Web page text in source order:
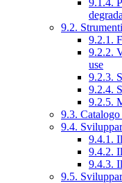
9.1.4.
9.2.
9.2.1.
9.2.2.
use
9.2.3.
9.2.4.
9.2.5.
9.3.
9.4.
9.4.1.
9.4.2.
9.4.3.
9.5.